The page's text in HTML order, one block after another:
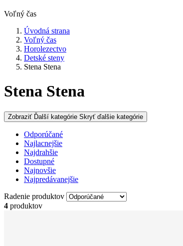
Voľný čas
Úvodná strana
Voľný čas
Horolezectvo
Detské steny
Stena Stena
Stena Stena
Zobraziť Ďalší kategórie Skryť ďalšie kategórie
Odporúčané
Najlacnejšie
Najdrahšie
Dostupné
Najnovšie
Najpredávanejšie
Radenie produktov
4 produktov